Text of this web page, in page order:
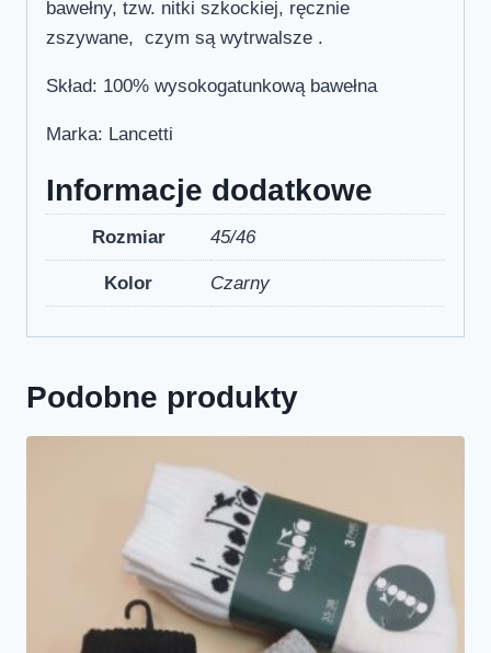
bawełny, tzw. nitki szkockiej, ręcznie
zszywane, czym są wytrwalsze .
Skład: 100% wysokogatunkową bawełna
Marka: Lancetti
Informacje dodatkowe
Rozmiar 45/46
Kolor Czarny
Podobne produkty